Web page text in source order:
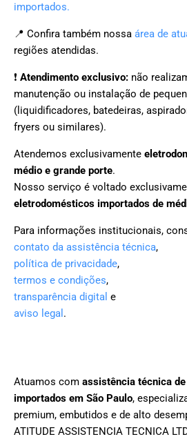
importados.
📍 Confira também nossa área de
regiões atendidas.
❗ Atendimento exclusivo: não
manutenção ou instalação de
(liquidificadores, batedeiras,
fryers ou similares).
Atendemos exclusivamente
médio e grande porte.
Nosso serviço é voltado
eletrodomésticos importados de
Para informações institucionais,
contato da assistência técnica,
política de privacidade,
termos e condições,
transparência digital e
aviso legal .
Atuamos com assistência técnica
importados em São Paulo,
premium, embutidos e de alto
ATITUDE ASSISTENCIA TECNICA